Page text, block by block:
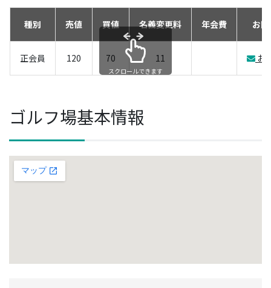
種別 売値 買値 名義変更料 年会費 お
正会員 120 70 11 お
スクロールできます
ゴルフ場基本情報